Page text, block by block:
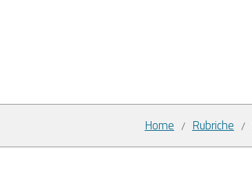
Home / Rubriche /